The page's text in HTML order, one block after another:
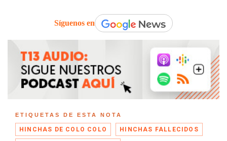
Síguenos en
ETIQUETAS DE ESTA NOTA
HINCHAS DE COLO COLO HINCHAS FALLECIDOS